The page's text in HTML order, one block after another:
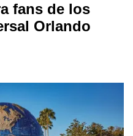
fans de los
Orlando